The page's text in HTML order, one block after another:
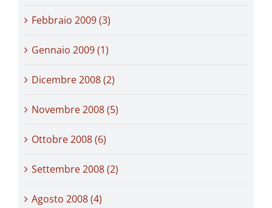
Febbraio 2009 (3)
Gennaio 2009 (1)
Dicembre 2008 (2)
Novembre 2008 (5)
Ottobre 2008 (6)
Settembre 2008 (2)
Agosto 2008 (4)